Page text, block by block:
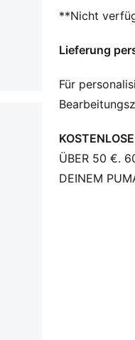
**Nicht
Lieferung
Für
ÜBER 50 €.
DEINEM